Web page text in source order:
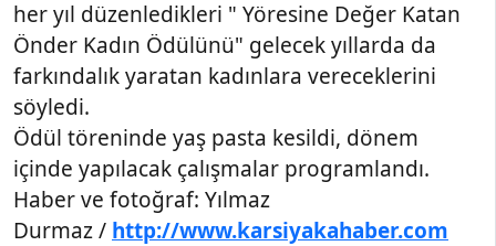
her yıl düzenledikleri " Yöresine Değer Katan
Önder Kadın Ödülünü" gelecek yıllarda da
farkındalık yaratan kadınlara vereceklerini
söyledi.
Ödül töreninde yaş pasta kesildi, dönem
içinde yapılacak çalışmalar programlandı.
Haber ve fotoğraf: Yılmaz
Durmaz / http://www.karsiyakahaber.com